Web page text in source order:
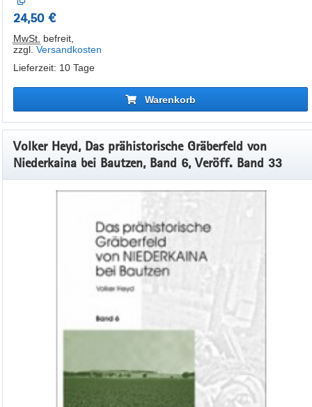
24,50 €
MwSt. befreit,
zzgl. Versandkosten
Lieferzeit: 10 Tage
Warenkorb
Volker Heyd, Das prähistorische Gräberfeld von
Niederkaina bei Bautzen, Band 6, Veröff. Band 33